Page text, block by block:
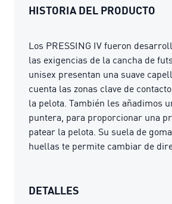
HISTORIA DEL PRODUCTO
Los PRESSING IV fueron
las exigencias de la cancha de
unisex presentan una suave
cuenta las zonas clave de
la pelota. También les añadimos
puntera, para proporcionar una
patear la pelota. Su suela de
huellas te permite cambiar de
DETALLES